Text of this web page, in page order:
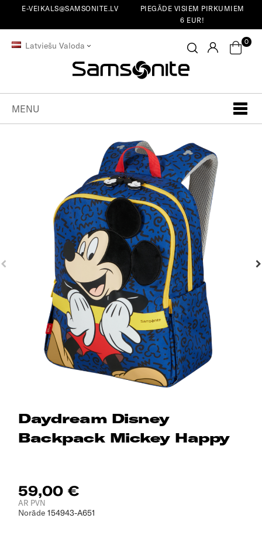
E-VEIKALS@SAMSONITE.LV
PIEGĀDE VISIEM PIRKUMIEM
6 EUR!
Latviešu Valoda 0
MENU
Daydream Disney
Backpack Mickey Happy
59,00 €
AR PVN
Norāde 154943-A651